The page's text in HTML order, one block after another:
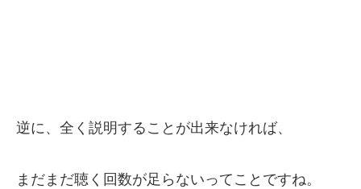
逆に、全く説明することが出来なければ、
まだまだ聴く回数が足らないってことですね。